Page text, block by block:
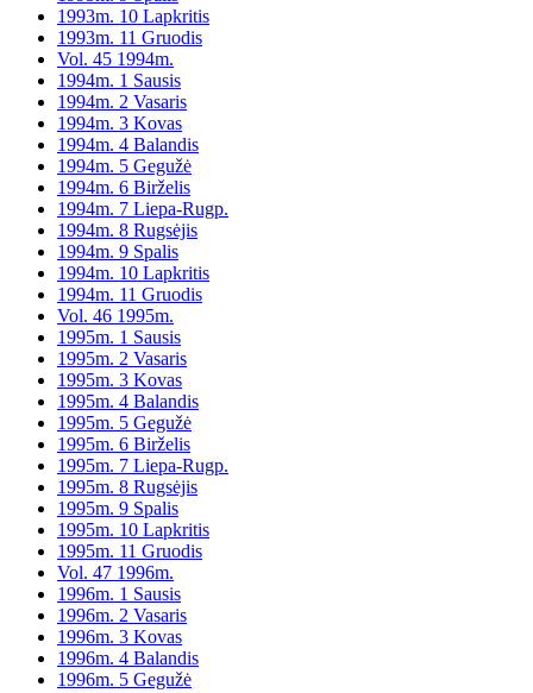
1993m. 10 Lapkritis
1993m. 11 Gruodis
Vol. 45 1994m.
1994m. 1 Sausis
1994m. 2 Vasaris
1994m. 3 Kovas
1994m. 4 Balandis
1994m. 5 Gegužė
1994m. 6 Birželis
1994m. 7 Liepa-Rugp.
1994m. 8 Rugsėjis
1994m. 9 Spalis
1994m. 10 Lapkritis
1994m. 11 Gruodis
Vol. 46 1995m.
1995m. 1 Sausis
1995m. 2 Vasaris
1995m. 3 Kovas
1995m. 4 Balandis
1995m. 5 Gegužė
1995m. 6 Birželis
1995m. 7 Liepa-Rugp.
1995m. 8 Rugsėjis
1995m. 9 Spalis
1995m. 10 Lapkritis
1995m. 11 Gruodis
Vol. 47 1996m.
1996m. 1 Sausis
1996m. 2 Vasaris
1996m. 3 Kovas
1996m. 4 Balandis
1996m. 5 Gegužė